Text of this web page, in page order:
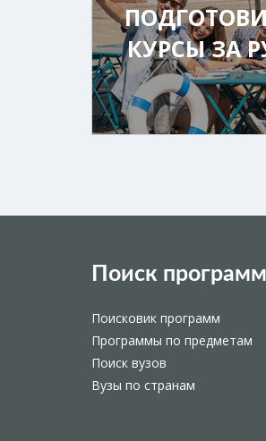
КУРСЫ ЗА
Поиск
Поисковик программ
Программы по предметам
Поиск вузов
Вузы по странам